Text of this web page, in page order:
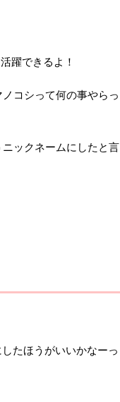
躍できるよ！
コシって何の事やらっ
ックネームにしたと言
たほうがいいかなーっ